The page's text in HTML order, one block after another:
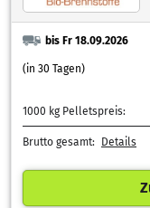
bis Fr 18.09.2026
(in 30 Tagen)
1000 kg Pelletspreis:
Brutto gesamt: Details